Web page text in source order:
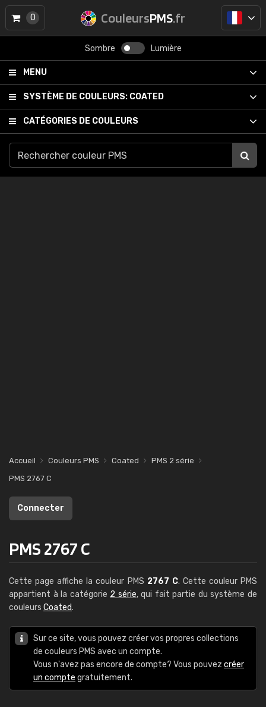
CouleursPMS.fr
Sombre Lumière
MENU
SYSTÈME DE COULEURS: COATED
CATÉGORIES DE COULEURS
0
Accueil Couleurs PMS Coated
PMS 2 série
PMS 2767 C
Connecter
PMS 2767 C
Cette page affiche la couleur PMS 2767 C. Cette couleur PMS
appartient à la catégorie 2 série, qui fait partie du système de
couleurs Coated.
Sur ce site, vous pouvez créer vos propres collections
de couleurs PMS avec un compte.
Vous n'avez pas encore de compte? Vous pouvez créer
un compte gratuitement.